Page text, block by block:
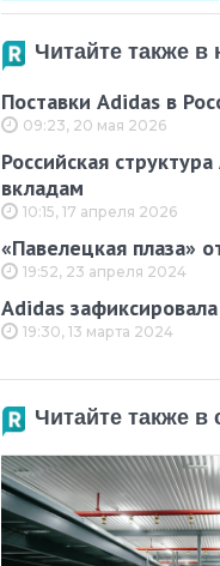
Читайте также в
Поставки Adidas в
09:23, 20 мая 2026
Российская
вкладам
10:15, 17 апреля 2026
«Павелецкая плаза»
19:52, 23 апреля 2024
Adidas
19:30, 13 марта 2024
Читайте также в